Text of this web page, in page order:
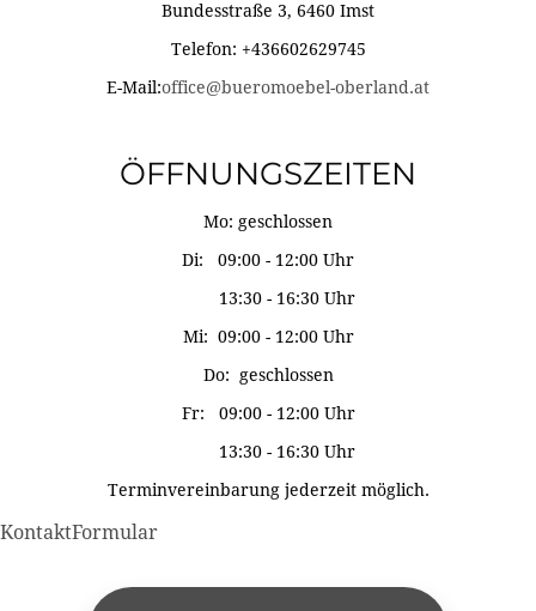
Bundesstraße 3, 6460 Imst
Telefon: +436602629745
E-Mail:office@bueromoebel-oberland.at
ÖFFNUNGSZEITEN
Mo: geschlossen
Di: 09:00 - 12:00 Uhr
13:30 - 16:30 Uhr
Mi: 09:00 - 12:00 Uhr
Do: geschlossen
Fr: 09:00 - 12:00 Uhr
13:30 - 16:30 Uhr
Terminvereinbarung jederzeit möglich.
KontaktFormular